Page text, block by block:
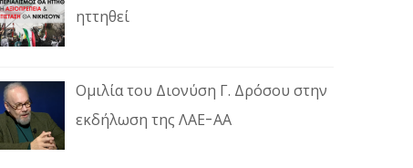
ηττηθεί
Ομιλία του Διονύση Γ. Δρόσου στην
εκδήλωση της ΛΑΕ-ΑΑ